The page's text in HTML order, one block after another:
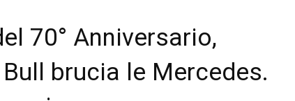
70° Anniversario,
brucia le Mercedes.